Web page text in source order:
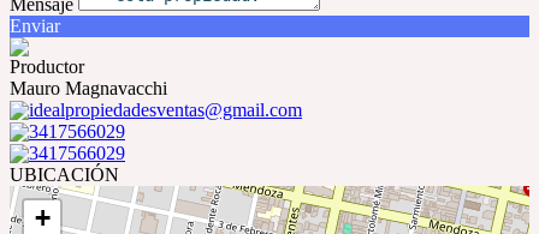
Mensaje
Enviar
Productor
Mauro Magnavacchi
idealpropiedadesventas@gmail.com
3417566029
3417566029
UBICACIÓN
+